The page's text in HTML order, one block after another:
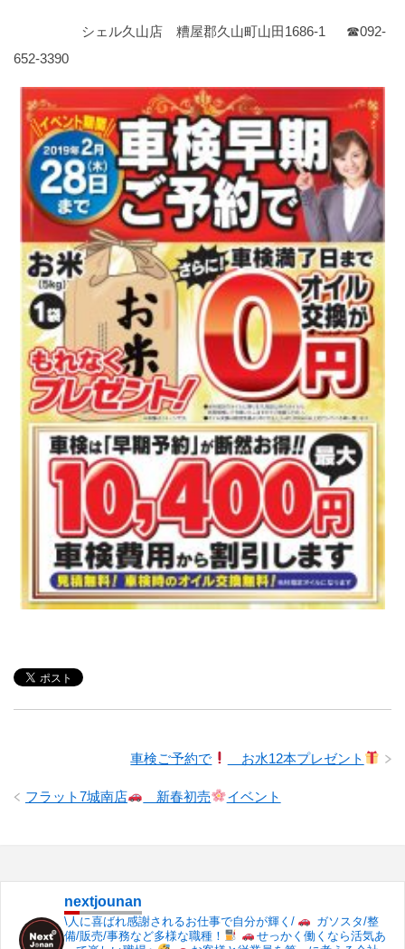
シェル久山店 糟屋郡久山町山田1686-1 ☎092-
652-3390
車検ご予約で お水12本プレゼント
フラット7城南店 新春初売 イベント
nextjounan
\人に喜ばれ感謝されるお仕事で自分が輝く/
ガソスタ/整
備/販売/事務など多様な職種！
せっかく働くなら活気あ